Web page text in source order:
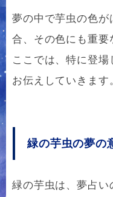
夢の中で芋虫の色
合、その色にも重要
ここでは、特に登
お伝えしていきます
緑の芋虫の夢の
緑の芋虫は、夢占い